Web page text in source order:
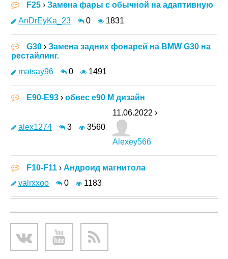
F25 › Замена фары с обычной на адаптивную
AnDrEyKa_23
0 1831
G30 › Замена задних фонарей на BMW G30 на
рестайлинг.
matsay96
0 1491
E90-E93 › обвес е90 М дизайн
alex1274 3 3560
11.06.2022 ›
Alexey566
F10-F11 › Андроид магнитола
valrxxoo
0 1183